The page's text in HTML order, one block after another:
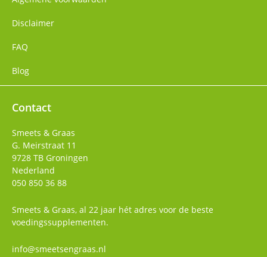
Disclaimer
FAQ
Blog
Contact
Smeets & Graas
G. Meirstraat 11
9728 TB Groningen
Nederland
050 850 36 88
Smeets & Graas, al 22 jaar hét adres voor de beste
voedingssupplementen.
info@smeetsengraas.nl